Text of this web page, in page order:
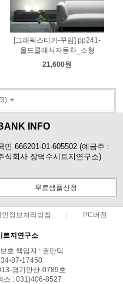
[그래픽스티커-꾸밈] pp241-
올드클래식자동차_소형
21,600원
3)+
INFO
민 666201-01-605502 (예금주 :
식회사 장덕수시트지연구소)
무료샘플신청
인정보처리방침 PC버전
트지연구소
호 책임자 : 권만택
87-17450
경기안산-0789호
스 : 031)406-8527